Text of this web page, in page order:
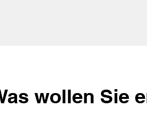
wollen Sie